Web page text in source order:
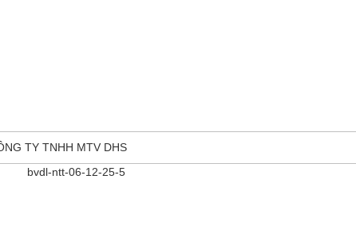
TY TNHH MTV DHS